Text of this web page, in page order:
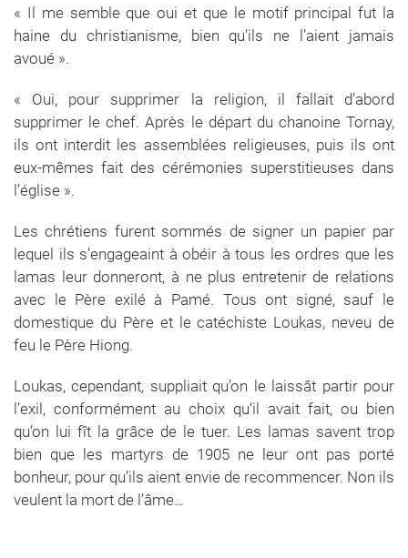
« Il me semble que oui et que le motif principal fut la
haine du christianisme, bien qu’ils ne l’aient jamais
avoué ».
« Oui, pour supprimer la religion, il fallait d’abord
supprimer le chef. Après le départ du chanoine Tornay,
ils ont interdit les assemblées religieuses, puis ils ont
eux-mêmes fait des cérémonies superstitieuses dans
l’église ».
Les chrétiens furent sommés de signer un papier par
lequel ils s’engageaint à obéir à tous les ordres que les
lamas leur donneront, à ne plus entretenir de relations
avec le Père exilé à Pamé. Tous ont signé, sauf le
domestique du Père et le catéchiste Loukas, neveu de
feu le Père Hiong.
Loukas, cependant, suppliait qu’on le laissât partir pour
l’exil, conformément au choix qu’il avait fait, ou bien
qu’on lui fît la grâce de le tuer. Les lamas savent trop
bien que les martyrs de 1905 ne leur ont pas porté
bonheur, pour qu’ils aient envie de recommencer. Non ils
veulent la mort de l’âme…